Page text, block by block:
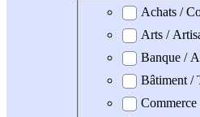
Domaine professionel
Achats /
Arts /
Banque /
Bâtiment /
Commerce